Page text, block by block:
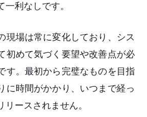
利なしです。
現場は常に変化しており、シス
初めて気づく要望や改善点が必
す。最初から完璧なものを目指
に時間がかかり、いつまで経っ
ースされません。